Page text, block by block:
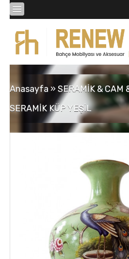
BİBLOLAR
SAATLER
MOBİLYALAR
AKSESUARLAR
Anasayfa » SERAMİK & CAM
SERAMİK KÜP YEŞİL